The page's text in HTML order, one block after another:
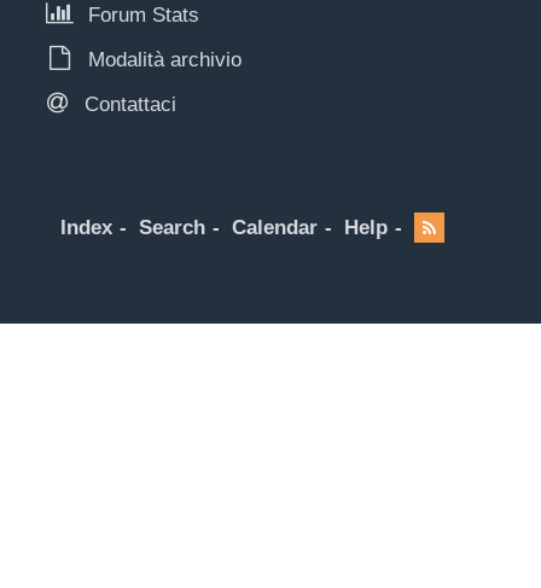
Forum Stats
Modalità archivio
Contattaci
Index Search Calendar Help